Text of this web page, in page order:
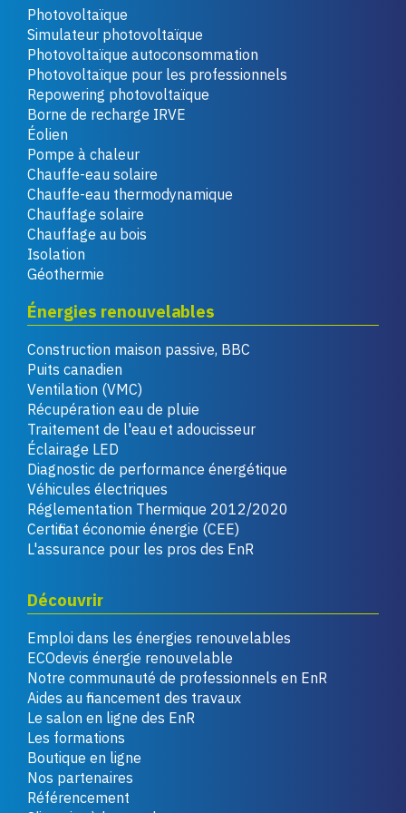
Photovoltaïque
Simulateur photovoltaïque
Photovoltaïque autoconsommation
Photovoltaïque pour les professionnels
Repowering photovoltaïque
Borne de recharge IRVE
Éolien
Pompe à chaleur
Chauffe-eau solaire
Chauffe-eau thermodynamique
Chauffage solaire
Chauffage au bois
Isolation
Géothermie
Énergies renouvelables
Construction maison passive, BBC
Puits canadien
Ventilation (VMC)
Récupération eau de pluie
Traitement de l'eau et adoucisseur
Éclairage LED
Diagnostic de performance énergétique
Véhicules électriques
Réglementation Thermique 2012/2020
Certificat économie énergie (CEE)
L'assurance pour les pros des EnR
Découvrir
Emploi dans les énergies renouvelables
ECOdevis énergie renouvelable
Notre communauté de professionnels en EnR
Aides au financement des travaux
Le salon en ligne des EnR
Les formations
Boutique en ligne
Nos partenaires
Référencement